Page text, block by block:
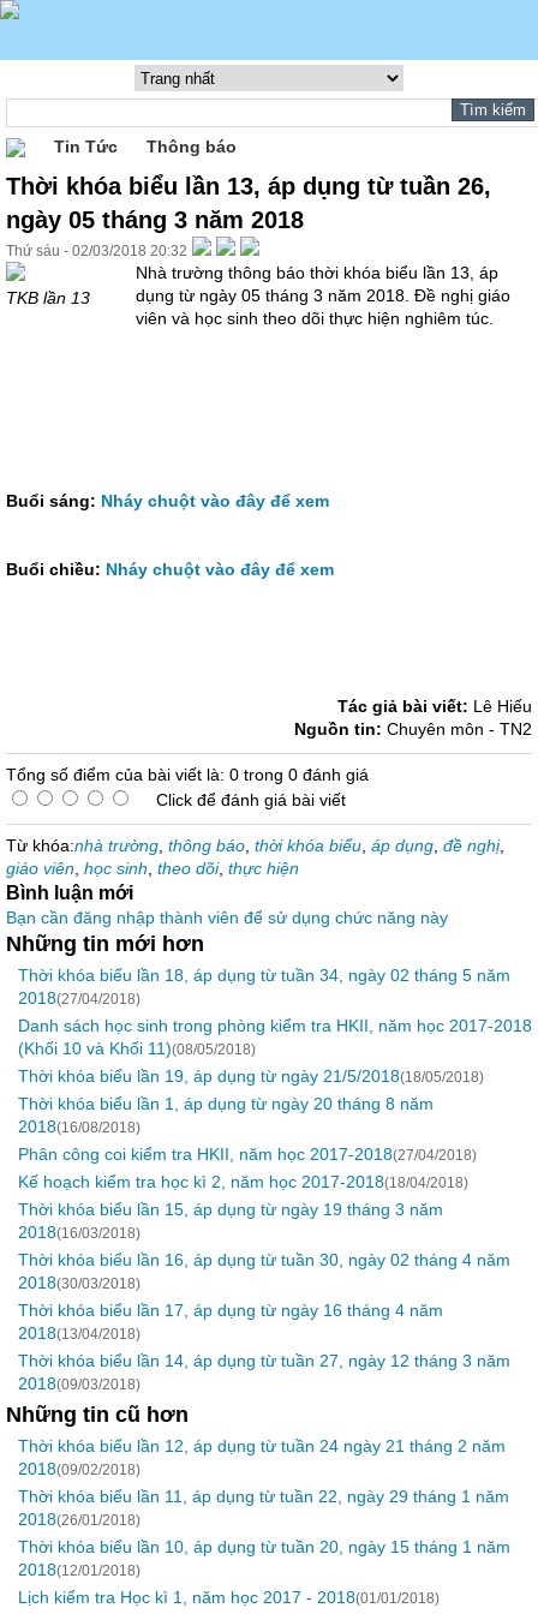
Tin Tức Thông báo
Thời khóa biểu lần 13, áp dụng từ tuần 26,
ngày 05 tháng 3 năm 2018
Thứ sáu - 02/03/2018 20:32
TKB lần 13
Nhà trường thông báo thời khóa biểu lần 13, áp
dụng từ ngày 05 tháng 3 năm 2018. Đề nghị giáo
viên và học sinh theo dõi thực hiện nghiêm túc.
Buổi sáng: Nháy chuột vào đây để xem
Buổi chiều: Nháy chuột vào đây để xem
Tác giả bài viết: Lê Hiếu
Nguồn tin: Chuyên môn - TN2
Tổng số điểm của bài viết là: 0 trong 0 đánh giá
Click để đánh giá bài viết
Từ khóa:nhà trường thông báo thời khóa biểu áp dụng đề nghị,
giáo viên học sinh theo dõi, thực hiện
Bình luận mới
Bạn cần đăng nhập thành viên để sử dụng chức năng này
Những tin mới hơn
Thời khóa biểu lần 18, áp dụng từ tuần 34, ngày 02 tháng 5 năm
2018(27/04/2018)
Danh sách học sinh trong phòng kiểm tra HKII, năm học 2017-2018
(Khối 10 và Khối 11)(08/05/2018)
Thời khóa biểu lần 19, áp dụng từ ngày 21/5/2018(18/05/2018)
Thời khóa biểu lần 1, áp dụng từ ngày 20 tháng 8 năm
2018(16/08/2018)
Phân công coi kiểm tra HKII, năm học 2017-2018(27/04/2018)
Kế hoạch kiểm tra học kì 2, năm học 2017-2018(18/04/2018)
Thời khóa biểu lần 15, áp dụng từ ngày 19 tháng 3 năm
2018(16/03/2018)
Thời khóa biểu lần 16, áp dụng từ tuần 30, ngày 02 tháng 4 năm
2018(30/03/2018)
Thời khóa biểu lần 17, áp dụng từ ngày 16 tháng 4 năm
2018(13/04/2018)
Thời khóa biểu lần 14, áp dụng từ tuần 27, ngày 12 tháng 3 năm
2018(09/03/2018)
Những tin cũ hơn
Thời khóa biểu lần 12, áp dụng từ tuần 24 ngày 21 tháng 2 năm
2018(09/02/2018)
Thời khóa biểu lần 11, áp dụng từ tuần 22, ngày 29 tháng 1 năm
2018(26/01/2018)
Thời khóa biểu lần 10, áp dụng từ tuần 20, ngày 15 tháng 1 năm
2018(12/01/2018)
Lịch kiểm tra Học kì 1, năm học 2017 - 2018(01/01/2018)